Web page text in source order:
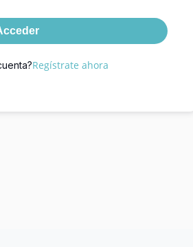
Regístrate ahora